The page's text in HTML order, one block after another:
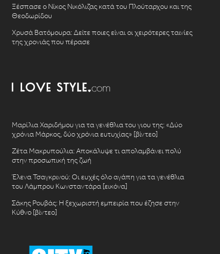
Ξέσπασε ο Νίκος Νικόλιζας κατά του Πλούταρχου και της
Θεοδωρίδου
Χρυσά Βατόμουρα: Δείτε ποιες είναι οι χειρότερες ταινίες
της χρονιάς που πέρασε
Μαρίλια Χαριδήμου για τα γενέθλια του γιου της: «Δύο
χρόνια Μάρκος, δύο χρόνια ευτυχίας» [βίντεο]
Ζέτα Μακρυπούλια: Αποκάλυψε τι απολαμβάνει πολύ
στην προσωπική της ζωή
Έλενα Τσαγκρινού: Οι ευχές όλο αγάπη για τα γενέθλια
του Λάμπρου Κωνσταντάρα [εικόνα]
Σάκης Ρουβάς: Η ξεχωριστή εμπειρία που έζησε στην
Κύθνο [βίντεο]